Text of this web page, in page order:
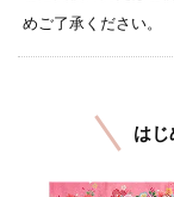
めご了承ください。
はじ